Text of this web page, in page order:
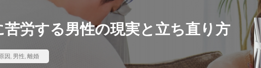
労する男性の現実と立ち直り方
因, 男性, 離婚